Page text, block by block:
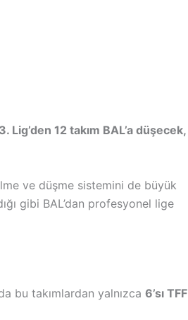
12 takım BAL’a düşecek,
ve düşme sistemini de büyük
gibi BAL’dan profesyonel lige
bu takımlardan yalnızca 6’sı TFF